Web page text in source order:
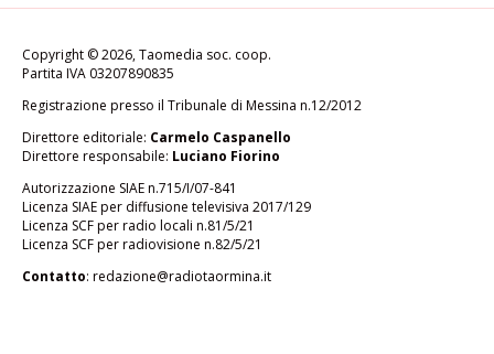
Copyright © 2026, Taomedia soc. coop.
Partita IVA 03207890835
Registrazione presso il Tribunale di Messina n.12/2012
Direttore editoriale: Carmelo Caspanello
Direttore responsabile: Luciano Fiorino
Autorizzazione SIAE n.715/I/07-841
Licenza SIAE per diffusione televisiva 2017/129
Licenza SCF per radio locali n.81/5/21
Licenza SCF per radiovisione n.82/5/21
Contatto: redazione@radiotaormina.it